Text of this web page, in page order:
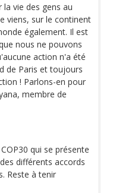
vie des gens au
viens, sur le continent
également. Il est
nous ne pouvons
action n'a été
de Paris et toujours
! Parlons-en pour
membre de
qui se présente
différents accords
Reste à tenir